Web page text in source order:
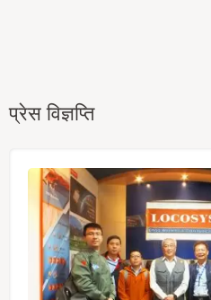
प्रेस विज्ञप्ति